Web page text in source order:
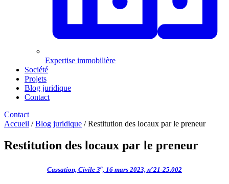
Expertise immobilière
Société
Projets
Blog juridique
Contact
Contact
Accueil / Blog juridique / Restitution des locaux par le preneur
Restitution des locaux par le preneur
Cassation, Civile 3e, 16 mars 2023, n°21-25.002